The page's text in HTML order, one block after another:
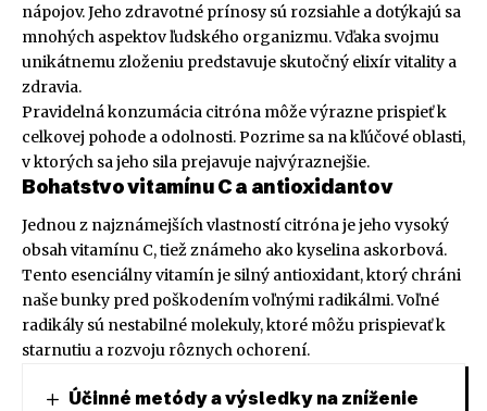
nápojov. Jeho zdravotné prínosy sú rozsiahle a dotýkajú sa
mnohých aspektov ľudského organizmu. Vďaka svojmu
unikátnemu zloženiu predstavuje skutočný elixír vitality a
zdravia.
Pravidelná konzumácia citróna môže výrazne prispieť k
celkovej pohode a odolnosti. Pozrime sa na kľúčové oblasti,
v ktorých sa jeho sila prejavuje najvýraznejšie.
Bohatstvo vitamínu C a antioxidantov
Jednou z najznámejších vlastností citróna je jeho vysoký
obsah vitamínu C, tiež známeho ako kyselina askorbová.
Tento esenciálny vitamín je silný antioxidant, ktorý chráni
naše bunky pred poškodením voľnými radikálmi. Voľné
radikály sú nestabilné molekuly, ktoré môžu prispievať k
starnutiu a rozvoju rôznych ochorení.
Účinné metódy a výsledky na zníženie